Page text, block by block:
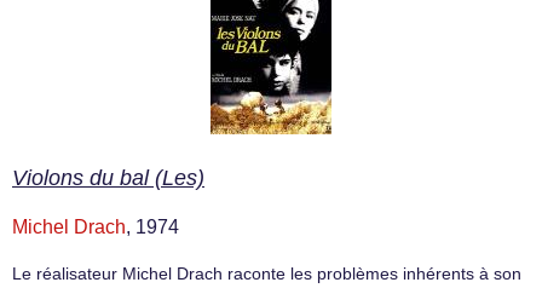
Violons du bal (Les)
Michel Drach, 1974
Le réalisateur Michel Drach raconte les problèmes inhérents à son